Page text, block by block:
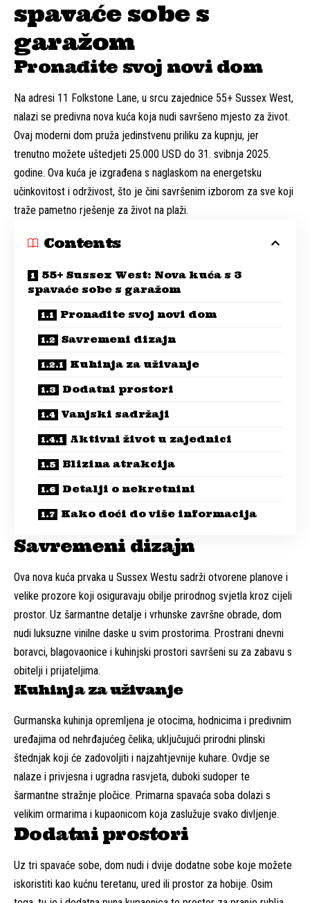
spavaće sobe s
garažom
Pronađite svoj novi dom
Na adresi 11 Folkstone Lane, u srcu zajednice 55+ Sussex West,
nalazi se predivna nova kuća koja nudi savršeno mjesto za život.
Ovaj moderni dom pruža jedinstvenu priliku za kupnju, jer
trenutno možete uštedjeti 25.000 USD do 31. svibnja 2025.
godine. Ova kuća je izgrađena s naglaskom na energetsku
učinkovitost i održivost, što je čini savršenim izborom za sve koji
traže pametno rješenje za život na plaži.
Contents
55+ Sussex West: Nova kuća s 3
spavaće sobe s garažom
Pronađite svoj novi dom
Savremeni dizajn
Kuhinja za uživanje
Dodatni prostori
Vanjski sadržaji
Aktivni život u zajednici
Blizina atrakcija
Detalji o nekretnini
Kako doći do više informacija
Savremeni dizajn
Ova nova kuća prvaka u Sussex Westu sadrži otvorene planove i
velike prozore koji osiguravaju obilje prirodnog svjetla kroz cijeli
prostor. Uz šarmantne detalje i vrhunske završne obrade, dom
nudi luksuzne vinilne daske u svim prostorima. Prostrani dnevni
boravci, blagovaonice i kuhinjski prostori savršeni su za zabavu s
obitelji i prijateljima.
Kuhinja za uživanje
Gurmanska kuhinja opremljena je otocima, hodnicima i predivnim
uređajima od nehrđajućeg čelika, uključujući prirodni plinski
štednjak koji će zadovoljiti i najzahtjevnije kuhare. Ovdje se
nalaze i privjesna i ugradna rasvjeta, duboki sudoper te
šarmantne stražnje pločice. Primarna spavaća soba dolazi s
velikim ormarima i kupaonicom koja zaslužuje svako divljenje.
Dodatni prostori
Uz tri spavaće sobe, dom nudi i dvije dodatne sobe koje možete
iskoristiti kao kućnu teretanu, ured ili prostor za hobije. Osim